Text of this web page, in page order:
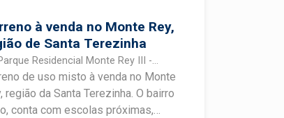
à venda no Monte Rey,
de Santa Terezinha
Residencial Monte Rey III -
SP
de uso misto à venda no Monte
região da Santa Terezinha. O bairro
conta com escolas próximas,